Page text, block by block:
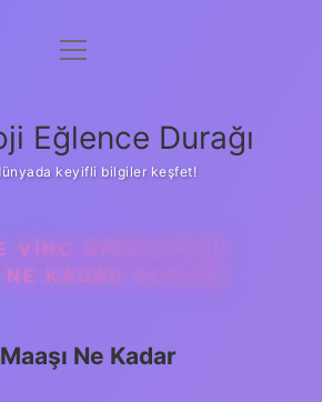
Anasayfa
Yasal Uyarı
menüyü
Eğlence Durağı
keyifli bilgiler keşfet!
VINÇ OPERATÖRÜ
KADAR OLACAK
Ne Kadar